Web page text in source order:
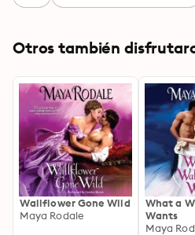
Otros también
Wallflower Gone Wild
Maya Rodale
What a
Wants
Maya